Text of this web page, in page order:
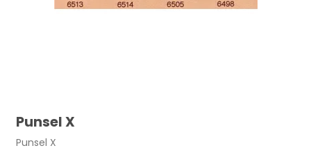
Punsel X
Punsel X